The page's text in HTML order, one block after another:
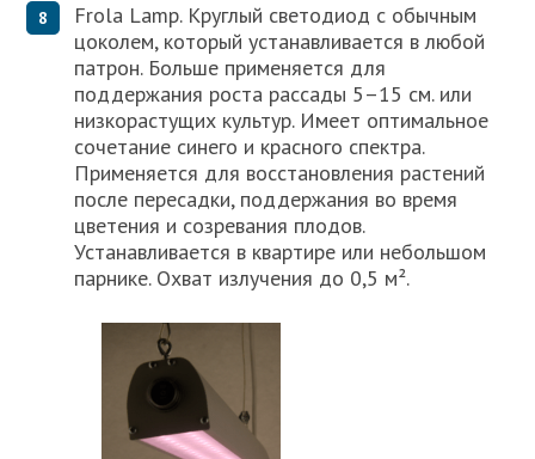
Frola Lamp. Круглый светодиод с обычным
цоколем, который устанавливается в любой
патрон. Больше применяется для
поддержания роста рассады 5–15 см. или
низкорастущих культур. Имеет оптимальное
сочетание синего и красного спектра.
Применяется для восстановления растений
после пересадки, поддержания во время
цветения и созревания плодов.
Устанавливается в квартире или небольшом
парнике. Охват излучения до 0,5 м².